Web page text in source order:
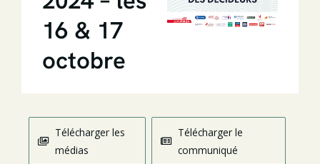
16 & 17
octobre
Télécharger les
médias
Télécharger le
communiqué